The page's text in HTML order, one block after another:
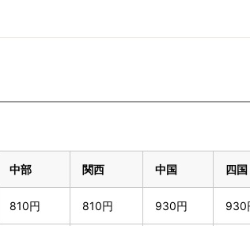
中部 関西 中国 四国
810円 810円 930円 930